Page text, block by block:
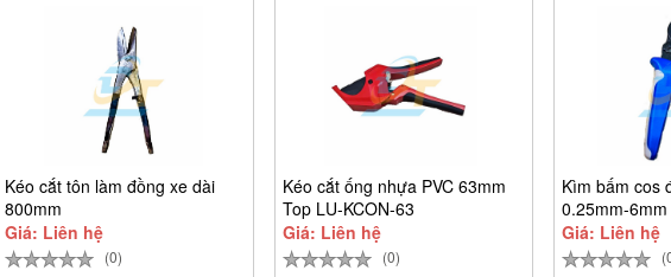
Kéo cắt tôn làm đồng xe dài
800mm
Giá: Liên hệ
(0)
Kéo cắt ống nhựa PVC 63mm
Top LU-KCON-63
Giá: Liên hệ
(0)
Kìm bấm cos
0.25mm-
0604
Giá: Liên hệ